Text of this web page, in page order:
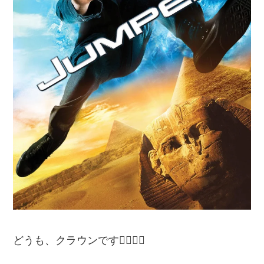
どうも、クラウンです🙋‍♂️🙋‍♂️